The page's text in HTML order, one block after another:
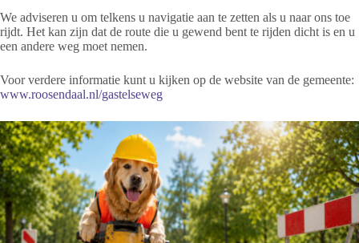
We adviseren u om telkens u navigatie aan te zetten als u naar ons toe
rijdt. Het kan zijn dat de route die u gewend bent te rijden dicht is en u
een andere weg moet nemen.
Voor verdere informatie kunt u kijken op de website van de gemeente:
www.roosendaal.nl/gastelseweg